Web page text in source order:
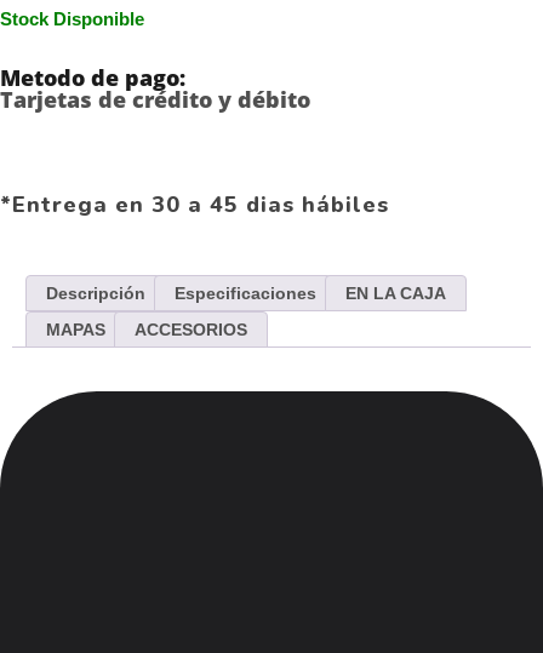
Stock Disponible
Metodo de pago:
Tarjetas de crédito y débito
*Entrega en 30 a 45 dias hábiles
Descripción Especificaciones
EN LA CAJA
MAPAS
ACCESORIOS